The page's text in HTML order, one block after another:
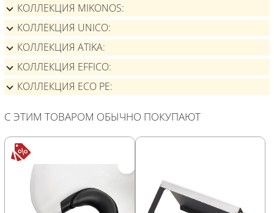
КОЛЛЕКЦИЯ MIKONOS
КОЛЛЕКЦИЯ UNICO
КОЛЛЕКЦИЯ ATIKA
КОЛЛЕКЦИЯ EFFICO
КОЛЛЕКЦИЯ ECO PE
С ЭТИМ ТОВАРОМ ОБЫЧНО ПОКУПАЮТ